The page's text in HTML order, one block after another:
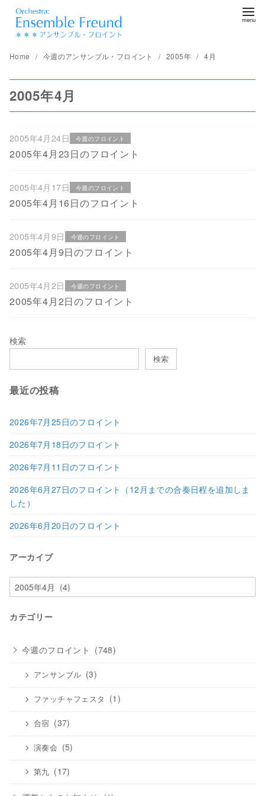
Home 今週のアンサンブル・フロイント 2005年 4月
2005年4月
2005年4月24日 今週のフロイント
2005年4月23日のフロイント
2005年4月17日 今週のフロイント
2005年4月16日のフロイント
2005年4月9日 今週のフロイント
2005年4月9日のフロイント
2005年4月2日 今週のフロイント
2005年4月2日のフロイント
検索
検索
最近の投稿
2026年7月25日のフロイント
2026年7月18日のフロイント
2026年7月11日のフロイント
2026年6月27日のフロイント（12月までの合奏日程を追加しま
した）
2026年6月20日のフロイント
アーカイブ
ア
ー
イ
カテゴリー
今週のフロイント (748)
アンサンブル (3)
ファッチャフェスタ (1)
合宿 (37)
演奏会 (5)
第九 (17)